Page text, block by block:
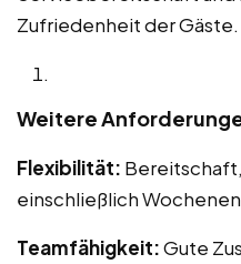
Zufriedenheit der Gäste.
Weitere
Flexibilität:
einschließlich
Teamfähigkeit:Gute